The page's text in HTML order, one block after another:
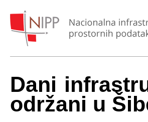
Dani
održani u